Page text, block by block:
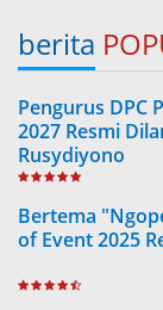
berita
Pengurus DPC
2027 Resmi
Rusydiyono
Bertema
of Event 2025